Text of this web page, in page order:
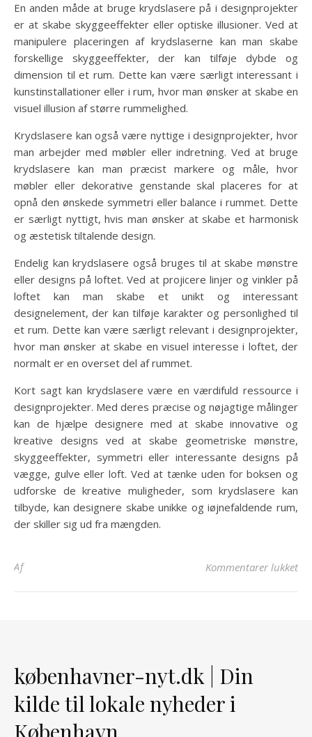
En anden måde at bruge krydslasere på i designprojekter
er at skabe skyggeeffekter eller optiske illusioner. Ved at
manipulere placeringen af krydslaserne kan man skabe
forskellige skyggeeffekter, der kan tilføje dybde og
dimension til et rum. Dette kan være særligt interessant i
kunstinstallationer eller i rum, hvor man ønsker at skabe en
visuel illusion af større rummelighed.
Krydslasere kan også være nyttige i designprojekter, hvor
man arbejder med møbler eller indretning. Ved at bruge
krydslasere kan man præcist markere og måle, hvor
møbler eller dekorative genstande skal placeres for at
opnå den ønskede symmetri eller balance i rummet. Dette
er særligt nyttigt, hvis man ønsker at skabe et harmonisk
og æstetisk tiltalende design.
Endelig kan krydslasere også bruges til at skabe mønstre
eller designs på loftet. Ved at projicere linjer og vinkler på
loftet kan man skabe et unikt og interessant
designelement, der kan tilføje karakter og personlighed til
et rum. Dette kan være særligt relevant i designprojekter,
hvor man ønsker at skabe en visuel interesse i loftet, der
normalt er en overset del af rummet.
Kort sagt kan krydslasere være en værdifuld ressource i
designprojekter. Med deres præcise og nøjagtige målinger
kan de hjælpe designere med at skabe innovative og
kreative designs ved at skabe geometriske mønstre,
skyggeeffekter, symmetri eller interessante designs på
vægge, gulve eller loft. Ved at tænke uden for boksen og
udforske de kreative muligheder, som krydslasere kan
tilbyde, kan designere skabe unikke og iøjnefaldende rum,
der skiller sig ud fra mængden.
Af Kommentarer lukkettil
københavner-nyt.dk | Din
kilde til lokale nyheder i